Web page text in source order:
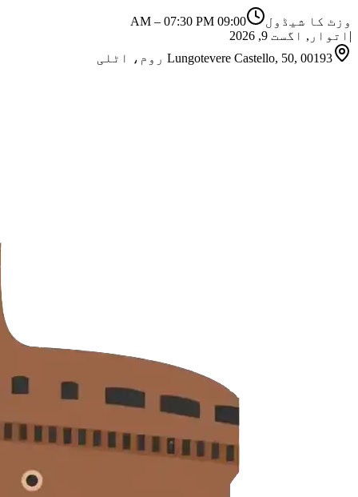
وزٹ کا شیڈول 09:00 AM
– 07:30 PM
| اتوار, اگست 9, 2026
Lungotevere Castello, 50, 00193 روم، اٹلی